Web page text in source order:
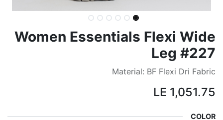
Women Essentials Flexi Wide
Leg #227
Material: BF Flexi Dri Fabric
1,051.75
COLOR